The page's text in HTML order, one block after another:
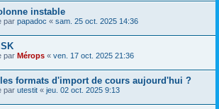
instable
par papadoc « sam. 25 oct. 2025 14:36
par Mérops « ven. 17 oct. 2025 21:36
formats d'import de cours aujourd'hui ?
par utestit « jeu. 02 oct. 2025 9:13